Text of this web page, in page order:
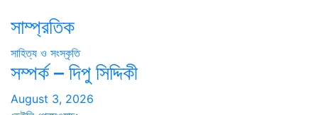
সাম্প্রতিক
সাহিত্য ও সংস্কৃতি
সম্পর্ক – দিপু সিদ্দিকী
August 3, 2026